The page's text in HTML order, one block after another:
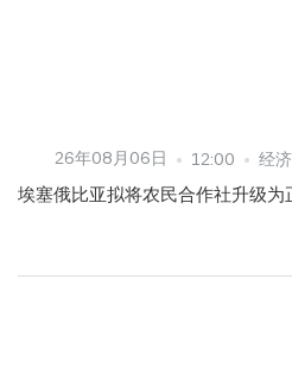
26年08月06日 12:00 经济
埃塞俄比亚拟将农民合作社升级为